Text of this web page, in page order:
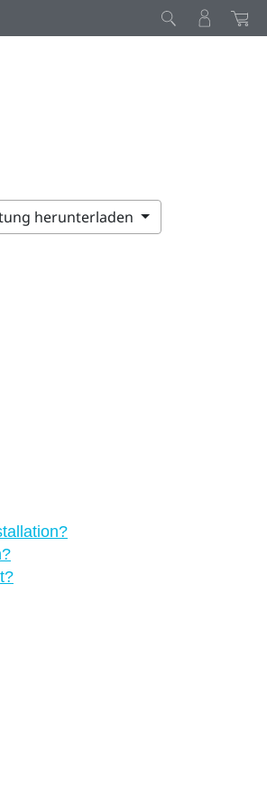
herunterladen